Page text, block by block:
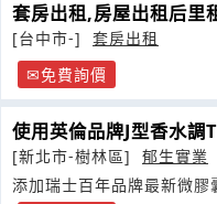
套房出租,房屋出租后里
[台中市-]
套房出租
免費詢價
使用英倫品牌J型香水調
[新北市-樹林區]
郁生實業
添加瑞士百年品牌最新微